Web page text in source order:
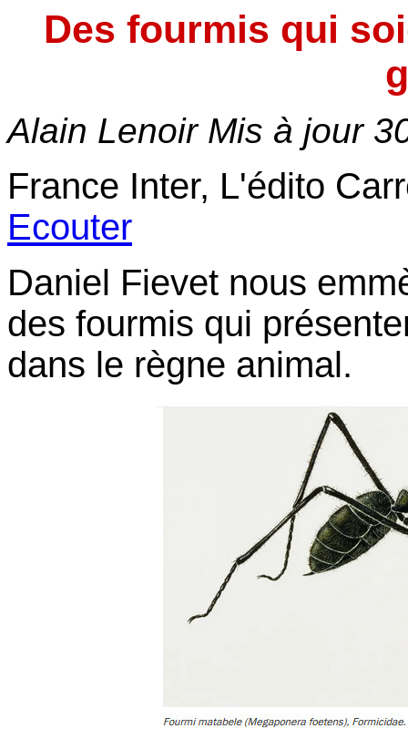
Des fourmis qui
Alain Lenoir Mis à jour
France Inter, L'édito
Ecouter
Daniel Fievet nous
des fourmis qui
dans le règne animal.